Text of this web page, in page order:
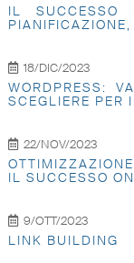
IL SUCCESSO
18/DIC/2023
WORDPRESS:
SCEGLIERE PER
22/NOV/2023
IL SUCCESSO
9/OTT/2023
LINK BUILDING